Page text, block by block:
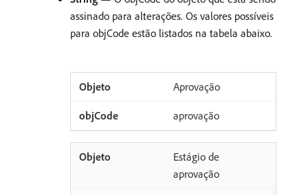
assinado para alterações. Os valores possíveis
para objCode estão listados na tabela abaixo.
Aprovação
aprovação
Estágio de
aprovação